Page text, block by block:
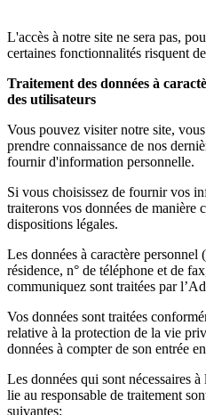
L'accès à notre site ne sera pas,
certaines fonctionnalités risquent
Traitement des données à
des utilisateurs
Vous pouvez visiter notre site,
prendre connaissance de nos
fournir d'information personnelle.
Si vous choisissez de fournir vos
traiterons vos données de
dispositions légales.
Les données à caractère
résidence, n° de téléphone et de
communiquez sont traitées par
Vos données sont traitées
relative à la protection de la vie
données à compter de son entrée
Les données qui sont nécessaires
lie au responsable de traitement
suivantes: